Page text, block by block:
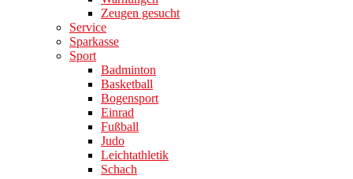
Zeugen gesucht
Service
Sparkasse
Sport
Badminton
Basketball
Bogensport
Einrad
Fußball
Judo
Leichtathletik
Schach